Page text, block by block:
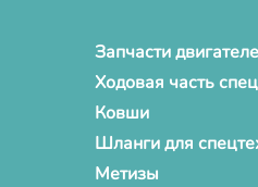
Запчасти
Ходовая часть
Ковши
Шланги для
Метизы